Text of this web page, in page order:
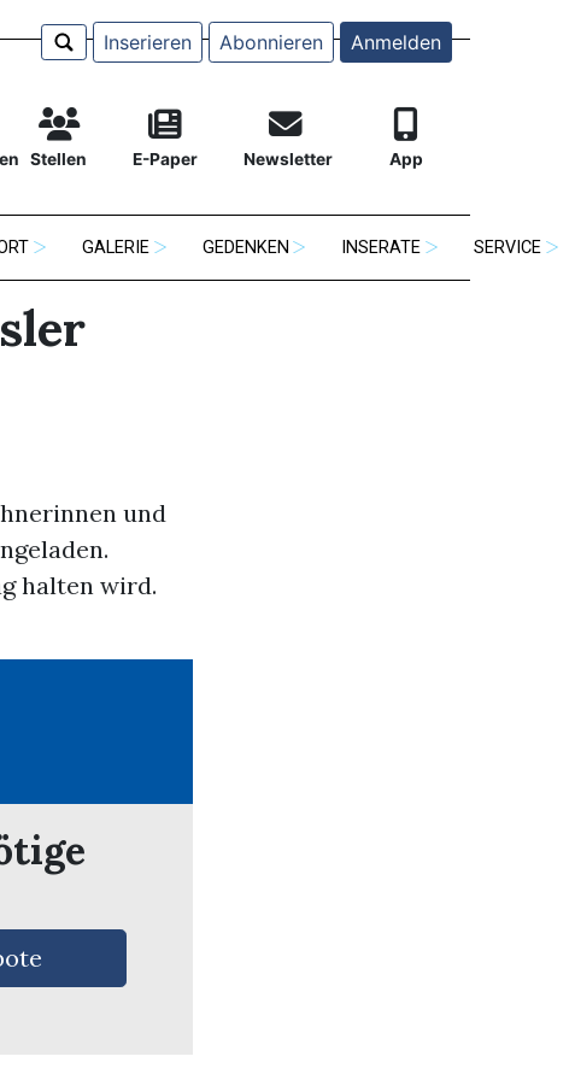
Inserieren Abonnieren Anmelden
Stellen E-Paper Newsletter App
GALERIE GEDENKEN INSERATE SERVICE
und
halten wird.